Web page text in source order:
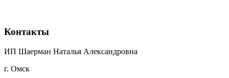
Контакты
ИП Шаерман Наталья Александровна
г. Омск